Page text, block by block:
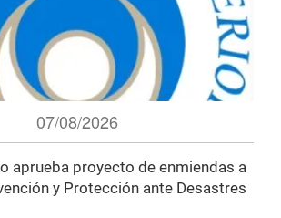
07/08/2026
aprueba proyecto de enmiendas a
y Protección ante Desastres